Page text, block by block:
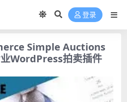
登录
Simple Auctions
WordPress拍卖插件